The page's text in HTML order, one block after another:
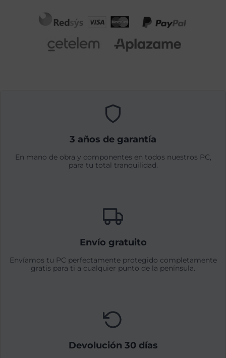
3 años de garantía
En mano de obra y componentes en todos nuestros PC,
para tu total tranquilidad.
Envío gratuito
Envíamos tu PC perfectamente protegido completamente
gratis para ti a cualquier punto de la península.
Devolución 30 días